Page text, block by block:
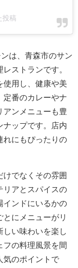
投稿
は、青森市のサン
ストランです。
使用し、健康や美
定番のカレーやナ
アンメニューも豊
ナップです。店内
れにもぴったりの
でなくその雰囲
リアとスパイスの
インドにいるかの
とにメニューがリ
い味わいを楽し
フの料理風景を間
気のポイントで